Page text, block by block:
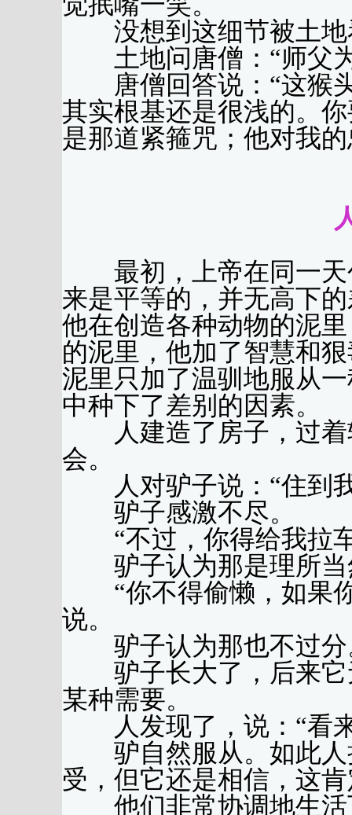
没想到这细节被土地
土地问唐僧：“师父为
唐僧回答说：“这猴头
其实根基还是很浅的。
是那道紧箍咒；他对我
最初，上帝在同一天
来是平等的，并无高下
他在创造各种动物的泥
的泥里，他加了智慧和
泥里只加了温驯地服从
中种下了差别的因素。
人建造了房子，过着
会。
人对驴子说：“住到我
驴子感激不尽。
“不过，你得给我拉车
驴子认为那是理所当
“你不得偷懒，如果你
说。
驴子认为那也不过分
驴子长大了，后来它
某种需要。
人发现了，说：“看来
驴自然服从。如此人
受，但它还是相信，这
他们非常协调地生活